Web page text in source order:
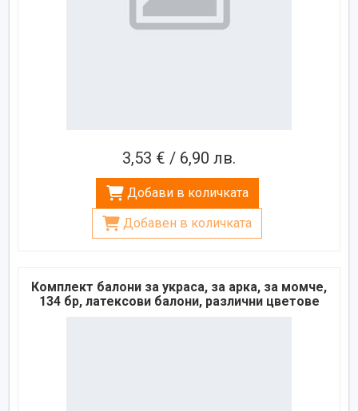
3,53 € / 6,90 лв.
Добави в количката
Добавен в количката
Комплект балони за украса, за арка, за момче,
134 бр, латексови балони, различни цветове